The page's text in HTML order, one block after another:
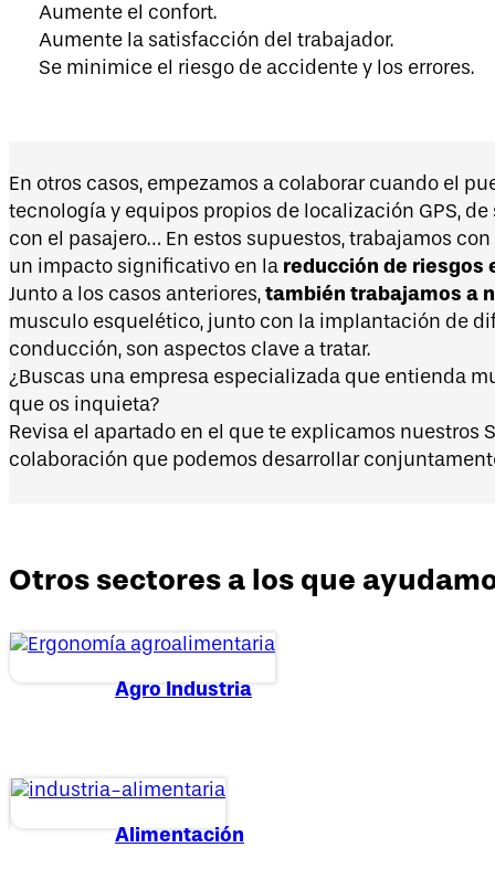
Aumente el confort.
Aumente la satisfacción del trabajador.
Se minimice el riesgo de accidente y los errores.
En otros casos, empezamos a colaborar cuando el
tecnología y equipos propios de localización GPS,
con el pasajero… En estos supuestos, trabajamos
un impacto significativo en la reducción de riesgos
Junto a los casos anteriores,también trabajamos a
musculo esquelético, junto con la implantación de
conducción, son aspectos clave a tratar.
¿Buscas una empresa especializada que entienda
que os inquieta?
Revisa el apartado en el que te explicamos
colaboración que podemos desarrollar
Otros sectores a los que
Agro Industria
Alimentación